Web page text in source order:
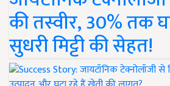
की तस्वीर, 30% तक
सुधरी मिट्टी की सेहत!